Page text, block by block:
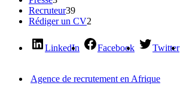
Recruteur39
Rédiger un CV2
LinkedIn Facebook Twitter
Agence de recrutement en Afrique